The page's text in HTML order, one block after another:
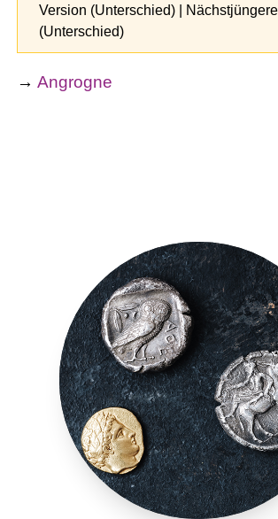
Version (Unterschied) |
(Unterschied)
→Angrogne